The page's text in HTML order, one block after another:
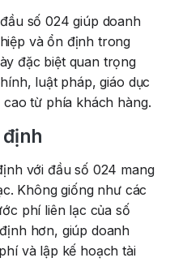
số 024 giúp doanh
và ổn định trong
đặc biệt quan trọng
luật pháp, giáo dục
từ phía khách hàng.
với đầu số 024 mang
Không giống như các
phí liên lạc của số
hơn, giúp doanh
và lập kế hoạch tài